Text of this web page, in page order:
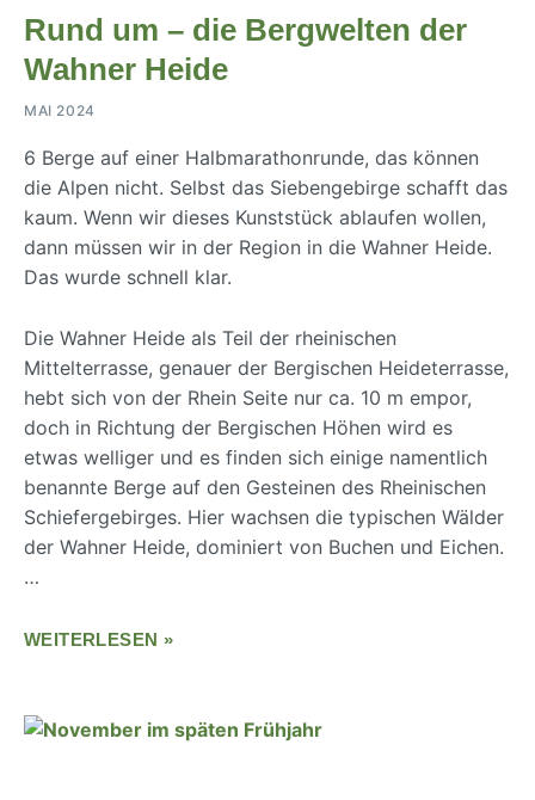
Rund um – die Bergwelten der
Wahner Heide
MAI 2024
6 Berge auf einer Halbmarathonrunde, das können
die Alpen nicht. Selbst das Siebengebirge schafft das
kaum. Wenn wir dieses Kunststück ablaufen wollen,
dann müssen wir in der Region in die Wahner Heide.
Das wurde schnell klar.
Die Wahner Heide als Teil der rheinischen
Mittelterrasse, genauer der Bergischen Heideterrasse,
hebt sich von der Rhein Seite nur ca. 10 m empor,
doch in Richtung der Bergischen Höhen wird es
etwas welliger und es finden sich einige namentlich
benannte Berge auf den Gesteinen des Rheinischen
Schiefergebirges. Hier wachsen die typischen Wälder
der Wahner Heide, dominiert von Buchen und Eichen.
…
WEITERLESEN »